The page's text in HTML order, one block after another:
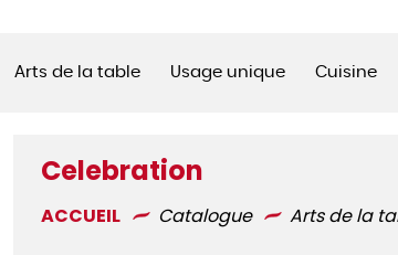
Arts de la table Usage unique Cuisine
Celebration
ACCUEIL Catalogue Arts de la